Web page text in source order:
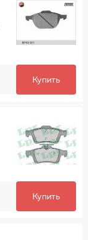
Купить
Купить